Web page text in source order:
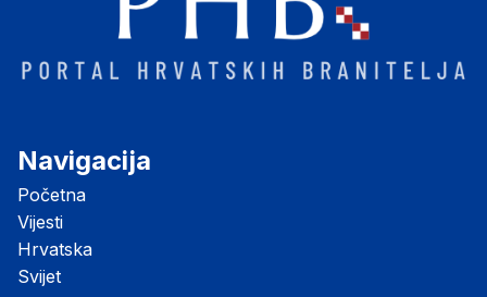
Navigacija
Početna
Vijesti
Hrvatska
Svijet